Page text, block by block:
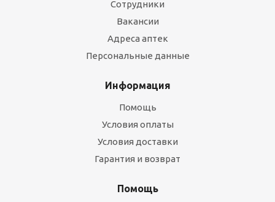
Сотрудники
Вакансии
Адреса аптек
Персональные данные
Информация
Помощь
Условия оплаты
Условия доставки
Гарантия и возврат
Помощь